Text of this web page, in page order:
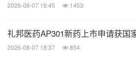
2026-08-07 19:45 1453
礼邦医药AP301新药上市申请获国
2026-08-07 18:37 854